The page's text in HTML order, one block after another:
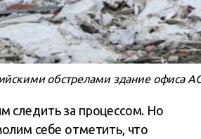
обстрелами здание офиса
следить за процессом. Но
себе отметить, что